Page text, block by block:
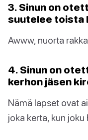
3. Sinun on
suutelee toista
Awww, nuorta
4. Sinun on
kerhon jäsen
Nämä lapset ovat
joka kerta, kun